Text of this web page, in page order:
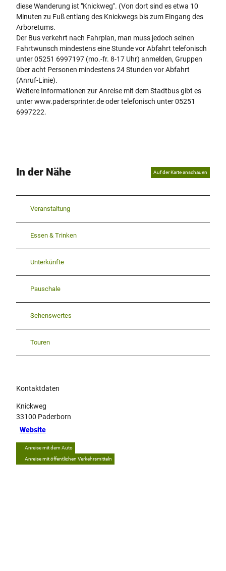
diese Wanderung ist "Knickweg". (Von dort sind es etwa 10
Minuten zu Fuß entlang des Knickwegs bis zum Eingang des
Arboretums.
Der Bus verkehrt nach Fahrplan, man muss jedoch seinen
Fahrtwunsch mindestens eine Stunde vor Abfahrt telefonisch
unter 05251 6997197 (mo.-fr. 8-17 Uhr) anmelden, Gruppen
über acht Personen mindestens 24 Stunden vor Abfahrt
(Anruf-Linie).
Weitere Informationen zur Anreise mit dem Stadtbus gibt es
unter www.padersprinter.de oder telefonisch unter 05251
6997222.
In der Nähe Auf der Karte anschauen
Veranstaltung
Essen & Trinken
Unterkünfte
Pauschale
Sehenswertes
Touren
Kontaktdaten
Knickweg
33100 Paderborn
Website
Anreise mit dem Auto
Anreise mit öffentlichen Verkehrsmitteln